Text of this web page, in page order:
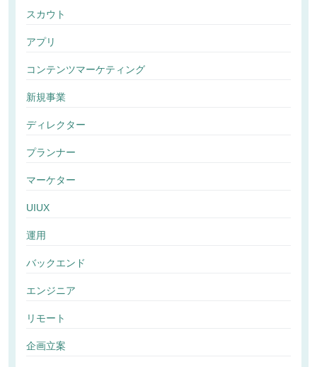
スカウト
アプリ
コンテンツマーケティング
新規事業
ディレクター
プランナー
マーケター
UIUX
運用
バックエンド
エンジニア
リモート
企画立案